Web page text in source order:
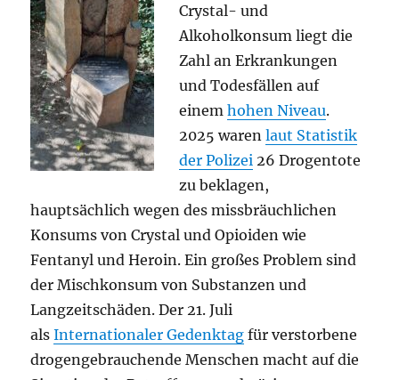
Crystal- und
Alkoholkonsum liegt die
Zahl an Erkrankungen
und Todesfällen auf
einemhohen Niveau.
2025 warenlaut Statistik
der Polizei 26 Drogentote
zu beklagen,
hauptsächlich wegen des missbräuchlichen
Konsums von Crystal und Opioiden wie
Fentanyl und Heroin. Ein großes Problem sind
der Mischkonsum von Substanzen und
Langzeitschäden. Der 21. Juli
alsInternationaler Gedenktag für verstorbene
drogengebrauchende Menschen macht auf die